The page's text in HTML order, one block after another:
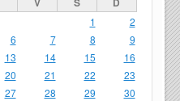
1
2
6 7 8
9
13 14 15
16
20 21 22
23
27 28 29
30